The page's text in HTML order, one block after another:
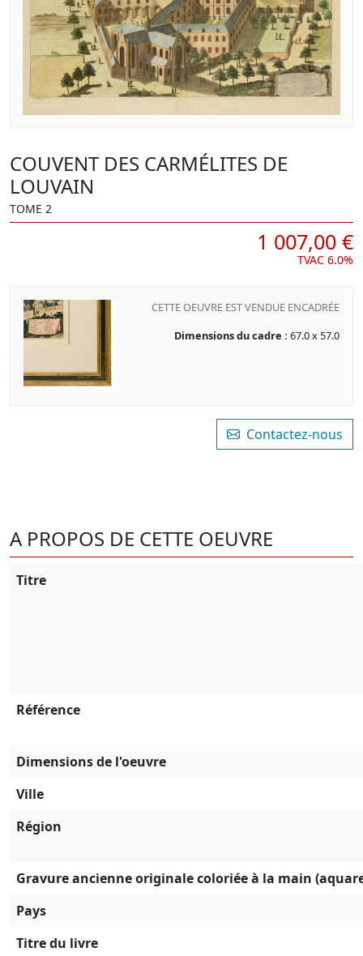
COUVENT DES CARMÉLITES DE
LOUVAIN
TOME 2
1 007,00 €
TVAC 6.0%
CETTE OEUVRE EST VENDUE ENCADRÉE
Dimensions du cadre : 67.0 x 57.0
Contactez-nous
A PROPOS DE CETTE OEUVRE
Titre
Référence
Dimensions de l'oeuvre
Ville
Région
Gravure ancienne originale coloriée à la main
Pays
Titre du livre